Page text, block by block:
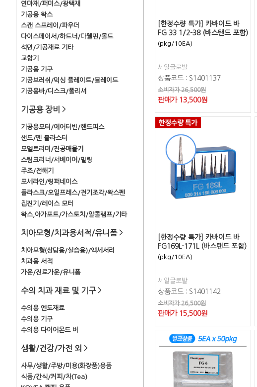
연마재/퍼미스/광택재
기공용 왁스
스캔 스프레이/파우더
다이스페이서/하드너/다웰핀/몰드
석면/기공재료 기타
교합기
기공용 기구
기공브러쉬/믹싱 플레이트/블레이드
기공용바/디스크/폴리셔
기공용 장비 >
기공용모터/에어터빈/핸드피스
샌드/펜 블라스터
모델트리머/진공매몰기
스팀크리너/서베이어/밀링
주조/전해기
포세라인/링퍼네이스
플라스크/오일프레스/전기조각/왁스펜
집진기/레이스 모터
왁스,아가포트/가스토치/알콜램프/기타
치아모형/치과용서적/유니폼 >
치아모형(상담용/실습용)/액세서리
치과용 서적
가운/진료가운/유니폼
수의 치과 재료 및 기구 >
수의용 엔도재료
수의용 기구
수의용 다이어몬드 버
생활/건강/가전 외 >
사무/생활/주방/미용(화장품)용품
식품/간식/커피/차(Tea)
[한정수량 특가] 카바이드 바
FG 33 1/2-38 (바스탠드 포함)
(pkg/10EA)
세일글로발
상품코드 : S1401137
소비자가 26,500원
판매가 13,500원
[한정수량 특가] 카바이드 바
FG169L-171L (바스탠드 포함)
(pkg/10EA)
세일글로발
상품코드 : S1401142
소비자가 26,500원
판매가 15,500원